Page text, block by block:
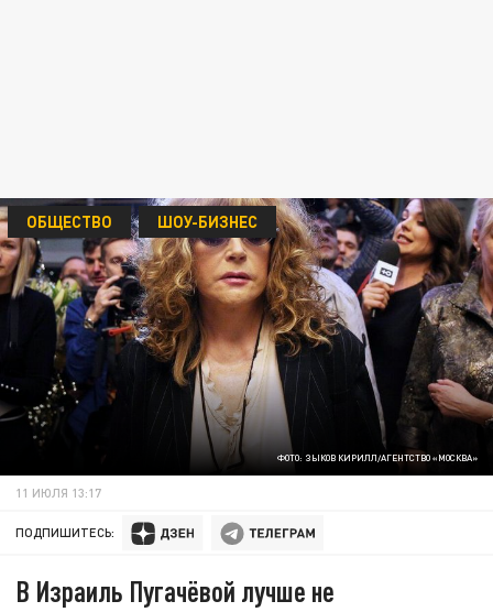
ФОТО: ЗЫКОВ КИРИЛЛ/АГЕНТСТВО «МОСКВА»
ОБЩЕСТВО ШОУ-БИЗНЕС
11 ИЮЛЯ 13:17
ПОДПИШИТЕСЬ:
В Израиль Пугачёвой лучше не